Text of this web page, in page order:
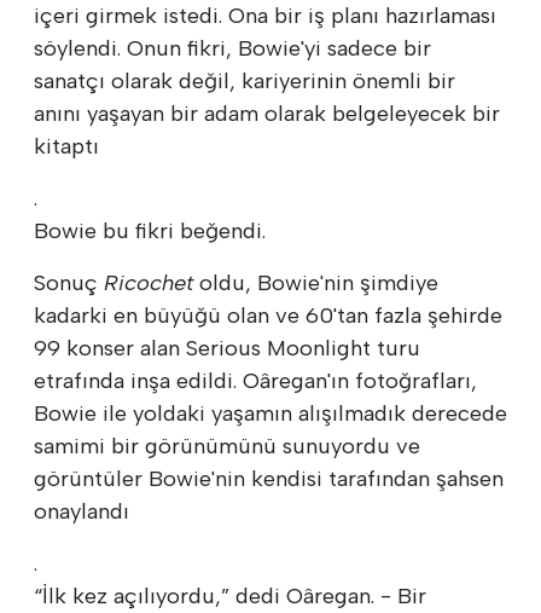
içeri girmek istedi. Ona bir iş planı hazırlaması
söylendi. Onun fikri, Bowie'yi sadece bir
sanatçı olarak değil, kariyerinin önemli bir
anını yaşayan bir adam olarak belgeleyecek bir
kitaptı
.
Bowie bu fikri beğendi.
Sonuç Ricochetoldu, Bowie'nin şimdiye
kadarki en büyüğü olan ve 60'tan fazla şehirde
99 konser alan Serious Moonlight turu
etrafında inşa edildi. Oâregan'ın fotoğrafları,
Bowie ile yoldaki yaşamın alışılmadık derecede
samimi bir görünümünü sunuyordu ve
görüntüler Bowie'nin kendisi tarafından şahsen
onaylandı
.
“İlk kez açılıyordu,” dedi Oâregan. - Bir